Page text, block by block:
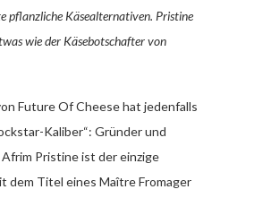
pflanzliche Käsealternativen. Pristine
wie der Käsebotschafter von
Future Of Cheese hat jedenfalls
Kaliber“: Gründer und
Pristine ist der einzige
dem Titel eines Maître Fromager